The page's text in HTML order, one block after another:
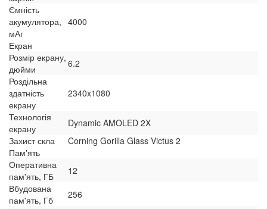
Ємність
акумулятора,
мАг
4000
Екран
Розмір екрану,
дюйми
6.2
Роздільна
здатність
екрану
2340x1080
Технологія
екрану
Dynamic AMOLED 2X
Захист скла
Corning Gorilla Glass Victus 2
Пам'ять
Оперативна
пам'ять, ГБ
12
Вбудована
пам'ять, Гб
256